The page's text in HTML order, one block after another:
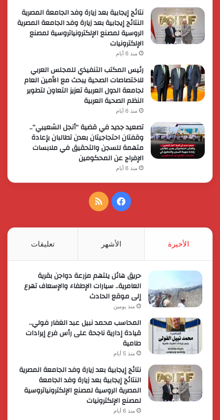
نتائج إيجابية بعد زيارة وفد الجامعة المصرية
النتائج إيجابية بعد زيارة وفد الجامعة المصرية
الروسية لمصنع الإلكترونياتروسية لمصنع
الإلكترونيات
منذ 6 أيام
رئيس المكتب التنفيذي للمجلس العربي
للاختصاصات الصحية يبحث مع الأمين العام
لجامعة الدول العربية تعزيز التعاون لتطوير
النظم الصحية العربية
منذ 6 أيام
تصعيد جديد في قضية “أنجل الشعيبي”..
وقفتان احتجاجيتان بعدن تطالبان بإعادة
متهمة للسجن والتحقيق في ملابسات
الإفراج عن المحكومين
منذ 6 أيام
فيسبوكملخص
الأخيرة الأشهر تعليقات
حريق هائل يلتهم مزرعة دواجن بقرية
العامرية.. سيارات الإطفاء والإسعاف تهرع
إلى موقع الحادث
منذ يومين
المحاسب محمد نبيل عبد الغفار فولي..
قيادة إدارية ناجحة على رأس فرع إيرادات
طامية
منذ 5 أيام
نتائج إيجابية بعد زيارة وفد الجامعة المصرية
النتائج إيجابية بعد زيارة وفد الجامعة
المصرية الروسية لمصنع الإلكترونياتروسية
لمصنع الإلكترونيات
منذ 6 أيام